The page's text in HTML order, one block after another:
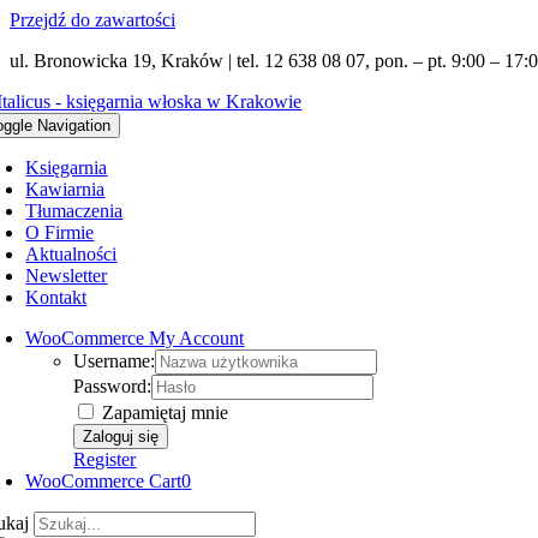
Przejdź do zawartości
ul. Bronowicka 19, Kraków | tel. 12 638 08 07, pon. – pt. 9:00 –
Navigation
Księgarnia
Kawiarnia
Tłumaczenia
O Firmie
Aktualności
Newsletter
Kontakt
WooCommerce My Account
Username:
Password:
Zapamiętaj mnie
Register
WooCommerce Cart0